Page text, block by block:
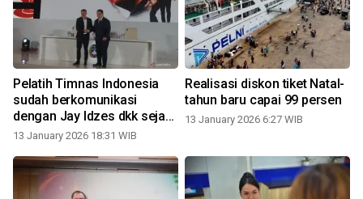
Pelatih Timnas Indonesia
sudah berkomunikasi
dengan Jay Idzes dkk sejak
Natal
13 January 2026 18:31 WIB
Realisasi diskon tiket Natal-
tahun baru capai 99 persen
13 January 2026 6:27 WIB